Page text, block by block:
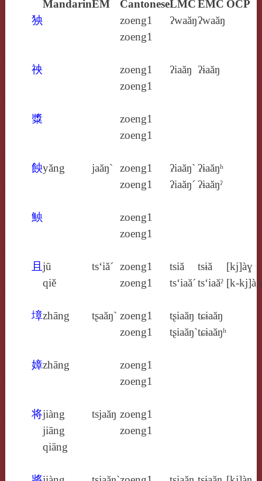
MandarinEM CantoneseLMCEMC OCP
㹧
zoeng1
zoeng1
ʔwaăŋʔwaăŋ
䄃
zoeng1
zoeng1
ʔiaăŋ ʔɨaăŋ
䊢
zoeng1
zoeng1
䬬yǎng jaăŋ`
zoeng1
zoeng1
ʔiaăŋ`
ʔiaăŋ´
ʔɨaăŋʰ
ʔɨaăŋˀ
䱀
zoeng1
zoeng1
且 jū
qiě
ts‘iă´ zoeng1
zoeng1
tsiă
ts‘iaă´
tsɨă
ts‘iaăˀ
[kj]àɣ
墇zhāng tʂaăŋ` zoeng1
zoeng1
tʂiaăŋ
tʂiaăŋ`
tɕɨaăŋ
tɕɨaăŋʰ
嫜zhāng
zoeng1
zoeng1
将jiàng
jiāng
qiāng
tsjaăŋ zoeng1
zoeng1